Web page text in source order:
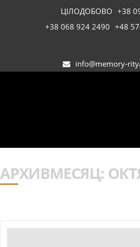
ЦІЛОДОБОВО +38
+38 068 924 2490 +48
info@memory-
АРХИВМЕСЯЦ: